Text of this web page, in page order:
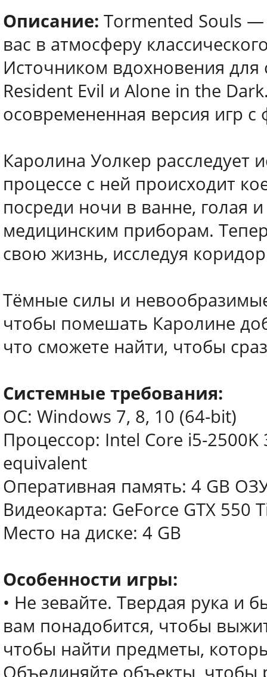
Описание: Tormented Souls —
вас в атмосферу
Источником вдохновения для
Resident Evil и Alone in the
осовремененная версия игр
Каролина Уолкер расследует
процессе с ней происходит
посреди ночи в ванне, голая
медицинским приборам.
свою жизнь, исследуя
Тёмные силы и
чтобы помешать Каролине
что сможете найти, чтобы
Системные требования:
ОС: Windows 7, 8, 10 (64-bit)
Процессор: Intel Core i5-2500K
equivalent
Оперативная память: 4 GB
Видеокарта: GeForce GTX 550
Место на диске: 4 GB
Особенности игры:
• Не зевайте. Твердая рука и
вам понадобится, чтобы
чтобы найти предметы,
Объединяйте объекты, чтобы